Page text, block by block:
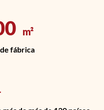
m²
fábrica